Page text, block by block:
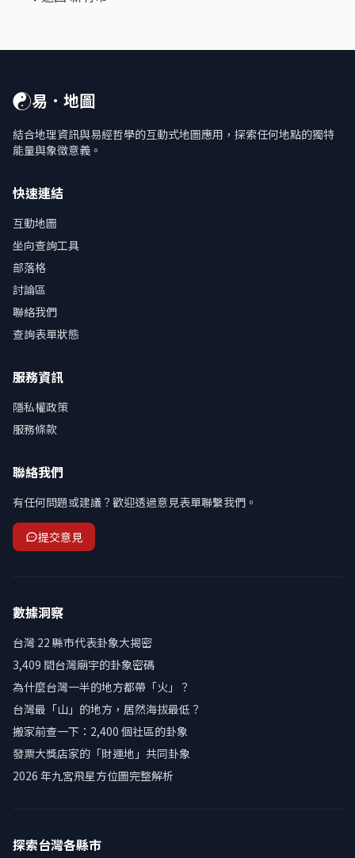
☯易．地圖
結合地理資訊與易經哲學的互動式地圖應用，探索任何地點的獨特
能量與象徵意義。
快速連結
互動地圖
坐向查詢工具
部落格
討論區
聯絡我們
查詢表單狀態
服務資訊
隱私權政策
服務條款
聯絡我們
有任何問題或建議？歡迎透過意見表單聯繫我們。
提交意見
數據洞察
台灣 22 縣市代表卦象大揭密
3,409 間台灣廟宇的卦象密碼
為什麼台灣一半的地方都帶「火」？
台灣最「山」的地方，居然海拔最低？
搬家前查一下：2,400 個社區的卦象
發票大獎店家的「財運地」共同卦象
2026 年九宮飛星方位圖完整解析
探索台灣各縣市